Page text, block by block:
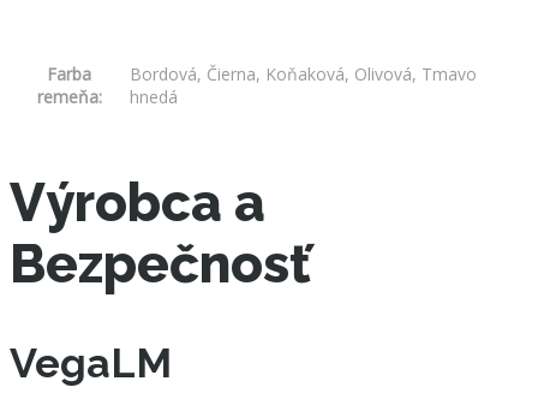
Farba
remeňa:
Bordová, Čierna, Koňaková, Olivová, Tmavo
hnedá
Výrobca a
Bezpečnosť
VegaLM